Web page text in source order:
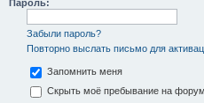
Пароль:
Забыли пароль?
Повторно выслать письмо для
Запомнить меня
Скрыть моё пребывание на